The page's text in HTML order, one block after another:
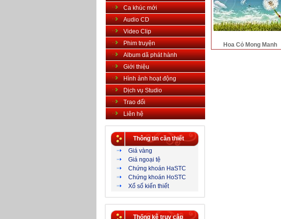
Ca khúc mới
Audio CD
Video Clip
Phim truyện
Album dã phát hành
Giới thiệu
Hình ảnh hoạt động
Dịch vụ Studio
Trao đổi
Liên hệ
Thông tin cần thiết
Giá vàng
Giá ngoại tệ
Chứng khoán HaSTC
Chứng khoán HoSTC
Xổ số kiến thiết
Thống kê truy cập
Hoa Cỏ Mong Manh